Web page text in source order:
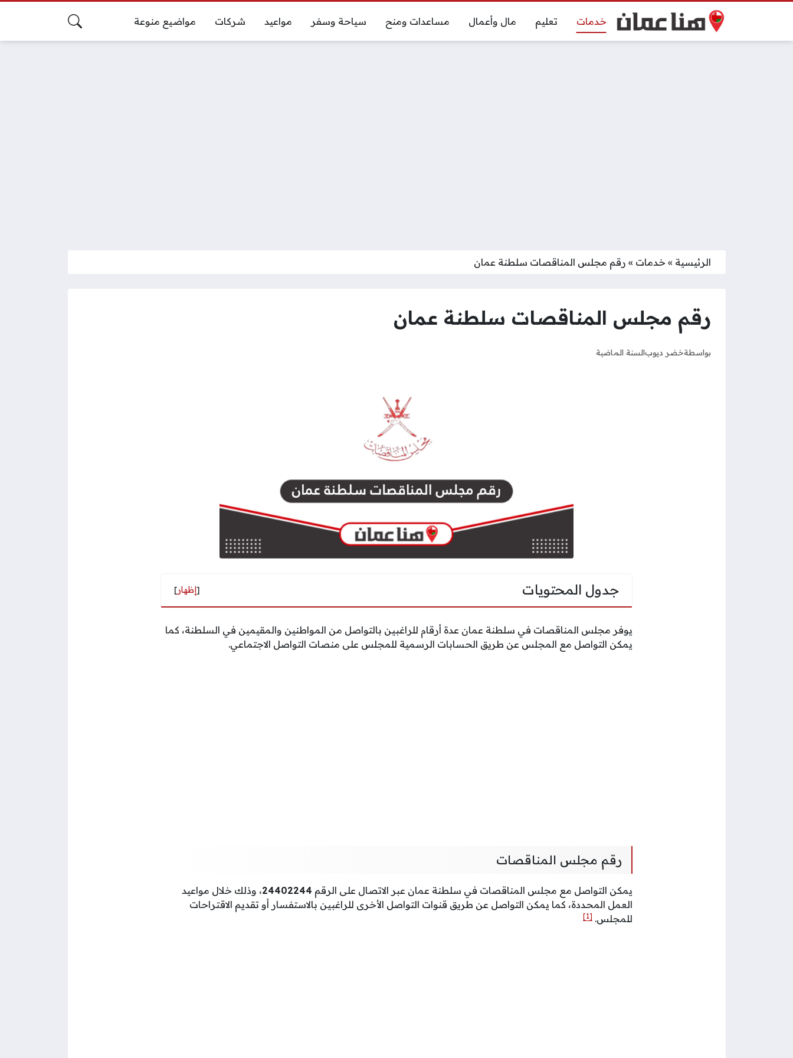
خدمات تعليم مال وأعمال مساعدات ومنح سياحة وسفر مواعيد شركات مواضيع منوعة
الرئيسية » خدمات » رقم مجلس المناقصات سلطنة عمان
رقم مجلس المناقصات سلطنة عمان
بواسطةخضر ديوبالسنة الماضية
جدول المحتويات [إظهار]
يوفر مجلس المناقصات في سلطنة عمان عدة أرقام للراغبين بالتواصل من المواطنين والمقيمين في السلطنة، كما
يمكن التواصل مع المجلس عن طريق الحسابات الرسمية للمجلس على منصات التواصل الاجتماعي.
رقم مجلس المناقصات
يمكن التواصل مع مجلس المناقصات في سلطنة عمان عبر الاتصال على الرقم 24402244، وذلك خلال مواعيد
العمل المحددة، كما يمكن التواصل عن طريق قنوات التواصل الأخرى للراغبين بالاستفسار أو تقديم الاقتراحات
للمجلس. [1]